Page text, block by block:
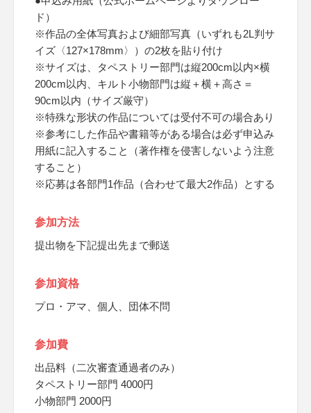
ド）
※作品の全体写真および細部写真（いずれも2L判サ
イズ〈127×178mm〉）の2枚を貼り付け
※サイズは、タペストリー部門は縦200cm以内×横
200cm以内、キルト小物部門は縦＋横＋高さ＝
90cm以内（サイズ厳守）
※特殊な形状の作品については受付不可の場合あり
※参考にした作品や書籍等がある場合は必ず申込み
用紙に記入すること（著作権を侵害しないよう注意
すること）
※応募は各部門1作品（合わせて最大2作品）とする
参加方法
提出物を下記提出先まで郵送
参加資格
プロ・アマ、個人、団体不問
参加費
出品料（二次審査通過者のみ）
タペストリー部門 4000円
小物部門 2000円